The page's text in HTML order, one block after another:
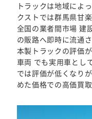
トラックは地域によ
クストでは群馬県甘
全国の業者間市場 建
の販路へ即時に流通
本製トラックの評価
車両 でも実用車とし
では評価が低くなり
めた価格での高価買